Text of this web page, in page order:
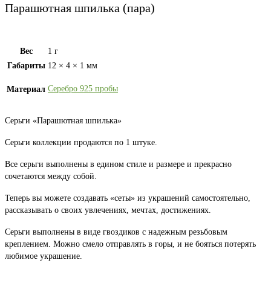
Парашютная шпилька (пара)
Вес
1 г
Габариты 12 × 4 × 1 мм
Материал Серебро 925 пробы
Серьги «Парашютная шпилька»
Серьги коллекции продаются по 1 штуке.
Все серьги выполнены в едином стиле и размере и прекрасно
сочетаются между собой.
Теперь вы можете создавать «сеты» из украшений самостоятельно,
рассказывать о своих увлечениях, мечтах, достижениях.
Серьги выполнены в виде гвоздиков с надежным резьбовым
креплением. Можно смело отправлять в горы, и не бояться потерять
любимое украшение.